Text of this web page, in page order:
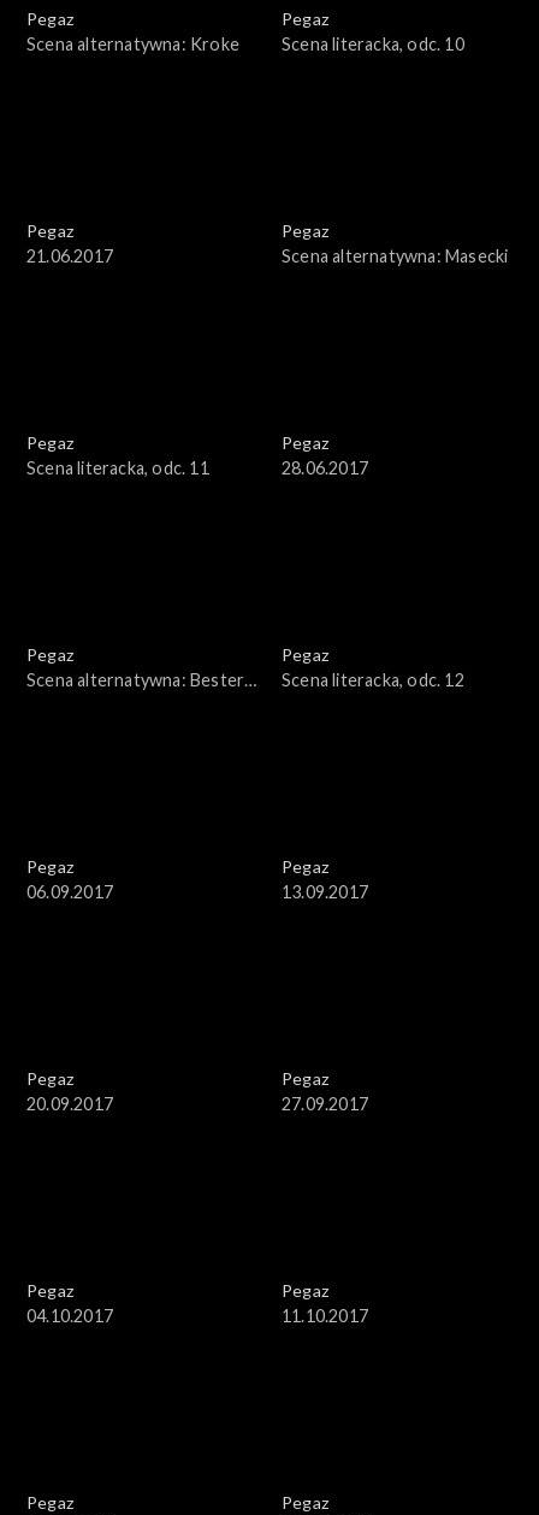
Pegaz
Scena alternatywna: Kroke
Pegaz
Scena literacka, odc. 10
Pegaz
21.06.2017
Pegaz
Scena alternatywna: Masecki
Pegaz
Scena literacka, odc. 11
Pegaz
28.06.2017
Pegaz
Scena alternatywna: Bester
Pegaz
Scena literacka, odc. 12
Pegaz
06.09.2017
Pegaz
13.09.2017
Pegaz
20.09.2017
Pegaz
27.09.2017
Pegaz
04.10.2017
Pegaz
11.10.2017
Pegaz
Pegaz